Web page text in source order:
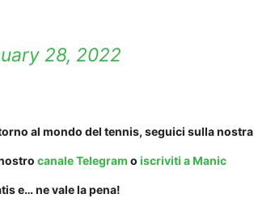
28, 2022
al mondo del tennis, seguici sulla nostra
canale Telegram o iscriviti a Manic
e… ne vale la pena!